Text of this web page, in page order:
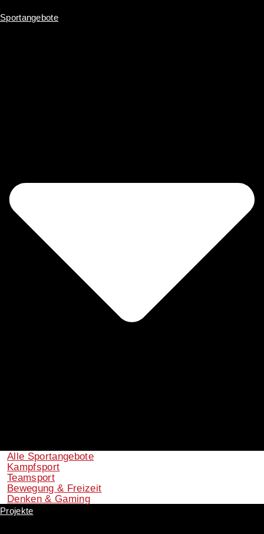
Sportangebote
Alle Sportangebote
Kampfsport
Teamsport
Bewegung & Freizeit
Denken & Gaming
Projekte